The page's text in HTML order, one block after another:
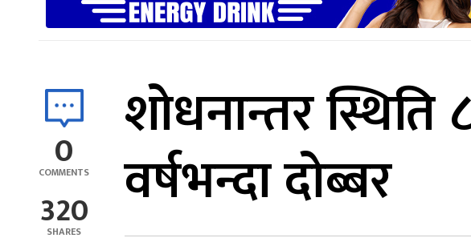
0
COMMENTS
320
SHARES
शोधनान्तर
वर्षभन्दा दोब्बर